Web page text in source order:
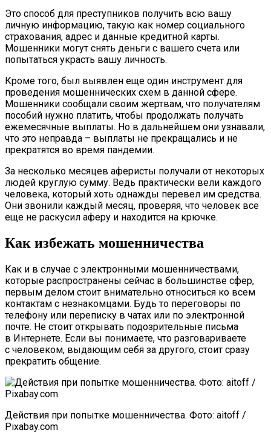
Это способ для преступников получить всю вашу
личную информацию, такую как номер социального
страхования, адрес и данные кредитной карты.
Мошенники могут снять деньги с вашего счета или
попытаться украсть вашу личность.
Кроме того, был выявлен еще один инструмент для
проведения мошеннических схем в данной сфере.
Мошенники сообщали своим жертвам, что получателям
пособий нужно платить, чтобы продолжать получать
ежемесячные выплаты. Но в дальнейшем они узнавали,
что это неправда – выплаты не прекращались и не
прекратятся во время пандемии.
За несколько месяцев аферисты получали от некоторых
людей круглую сумму. Ведь практически вели каждого
человека, который хоть однажды перевел им средства.
Они звонили каждый месяц, проверяя, что человек все
еще не раскусил аферу и находится на крючке.
Как избежать мошенничества
Как и в случае с электронными мошенничествами,
которые распространены сейчас в большинстве сфер,
первым делом стоит внимательно относиться ко всем
контактам с незнакомцами. Будь то переговоры по
телефону или переписку в чатах или по электронной
почте. Не стоит открывать подозрительные письма
в Интернете. Если вы понимаете, что разговариваете
с человеком, выдающим себя за другого, стоит сразу
прекратить общение.
Действия при попытке мошенничества. Фото: aitoff /
Pixabay.com